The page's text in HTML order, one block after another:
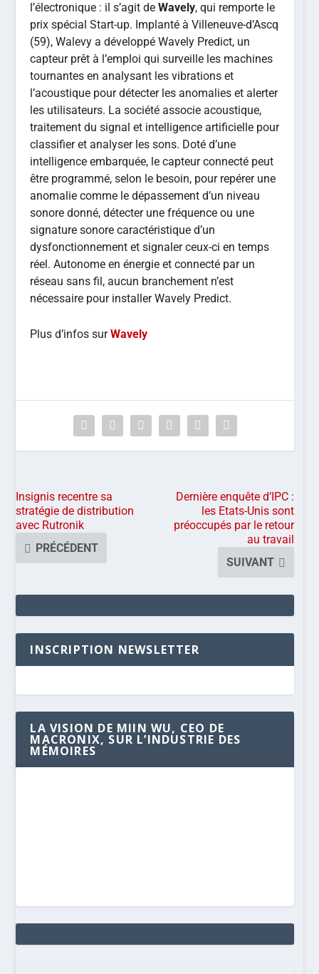
l’électronique : il s’agit deWavely, qui remporte le
prix spécial Start-up. Implanté à Villeneuve-d’Ascq
(59), Walevy a développé Wavely Predict, un
capteur prêt à l’emploi qui surveille les machines
tournantes en analysant les vibrations et
l’acoustique pour détecter les anomalies et alerter
les utilisateurs. La société associe acoustique,
traitement du signal et intelligence artificielle pour
classifier et analyser les sons. Doté d’une
intelligence embarquée, le capteur connecté peut
être programmé, selon le besoin, pour repérer une
anomalie comme le dépassement d’un niveau
sonore donné, détecter une fréquence ou une
signature sonore caractéristique d’un
dysfonctionnement et signaler ceux-ci en temps
réel. Autonome en énergie et connecté par un
réseau sans fil, aucun branchement n’est
nécessaire pour installer Wavely Predict.
Plus d’infos surWavely
Insignis recentre sa
stratégie de distribution
avec Rutronik
PRÉCÉDENT
Dernière enquête d’IPC :
les Etats-Unis sont
préoccupés par le retour
au travail
SUIVANT
INSCRIPTION NEWSLETTER
LA VISION DE MIIN WU, CEO DE
MACRONIX, SUR L’INDUSTRIE DES
MÉMOIRES